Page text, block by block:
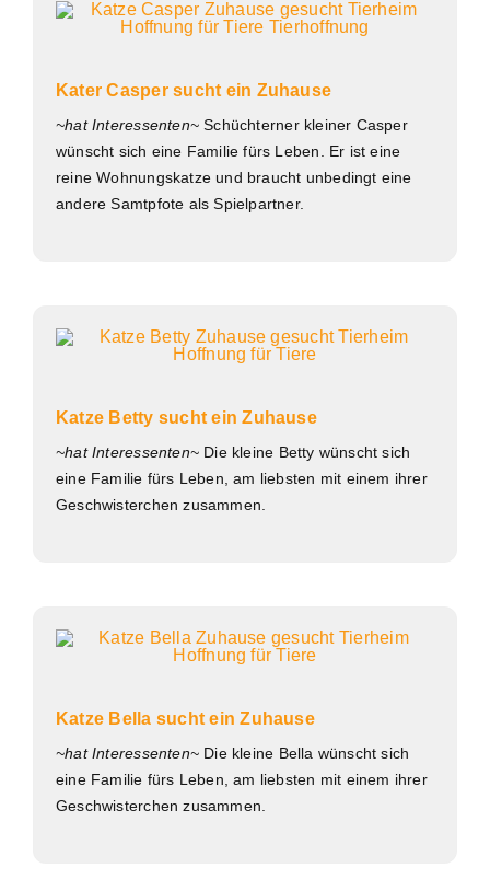
Kater Casper sucht ein Zuhause
~hat Interessenten~Schüchterner kleiner Casper
wünscht sich eine Familie fürs Leben. Er ist eine
reine Wohnungskatze und braucht unbedingt eine
andere Samtpfote als Spielpartner.
Katze Betty sucht ein Zuhause
~hat Interessenten~Die kleine Betty wünscht sich
eine Familie fürs Leben, am liebsten mit einem ihrer
Geschwisterchen zusammen.
Katze Bella sucht ein Zuhause
~hat Interessenten~Die kleine Bella wünscht sich
eine Familie fürs Leben, am liebsten mit einem ihrer
Geschwisterchen zusammen.